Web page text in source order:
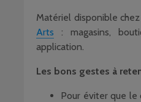
Matériel disponible chez
Arts : magasins,
application.
Les bons gestes à
Pour éviter que le